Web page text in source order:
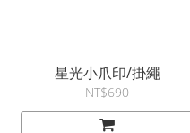
星光小爪印/掛繩
NT$690